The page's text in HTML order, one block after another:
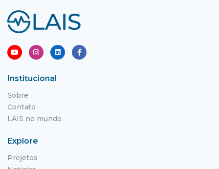
Institucional
Sobre
Contato
LAIS no mundo
Explore
Projetos